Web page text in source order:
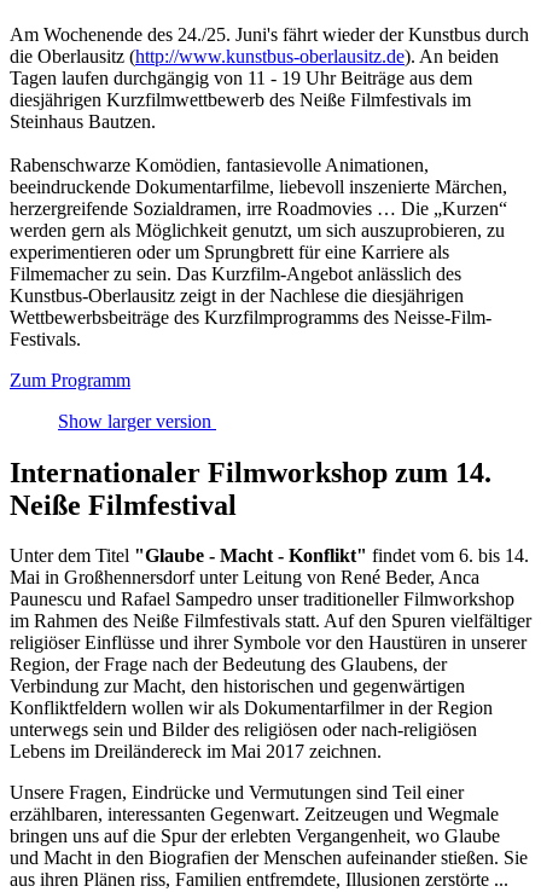
Am Wochenende des 24./25. Juni's fährt wieder der Kunstbus durch
die Oberlausitz (http://www.kunstbus-oberlausitz.de). An beiden
Tagen laufen durchgängig von 11 - 19 Uhr Beiträge aus dem
diesjährigen Kurzfilmwettbewerb des Neiße Filmfestivals im
Steinhaus Bautzen.
Rabenschwarze Komödien, fantasievolle Animationen,
beeindruckende Dokumentarfilme, liebevoll inszenierte Märchen,
herzergreifende Sozialdramen, irre Roadmovies … Die „Kurzen“
werden gern als Möglichkeit genutzt, um sich auszuprobieren, zu
experimentieren oder um Sprungbrett für eine Karriere als
Filmemacher zu sein. Das Kurzfilm-Angebot anlässlich des
Kunstbus-Oberlausitz zeigt in der Nachlese die diesjährigen
Wettbewerbsbeiträge des Kurzfilmprogramms des Neisse-Film-
Festivals.
Zum Programm
Show larger version
Internationaler Filmworkshop zum 14.
Neiße Filmfestival
Unter dem Titel "Glaube - Macht - Konflikt" findet vom 6. bis 14.
Mai in Großhennersdorf unter Leitung von René Beder, Anca
Paunescu und Rafael Sampedro unser traditioneller Filmworkshop
im Rahmen des Neiße Filmfestivals statt. Auf den Spuren vielfältiger
religiöser Einflüsse und ihrer Symbole vor den Haustüren in unserer
Region, der Frage nach der Bedeutung des Glaubens, der
Verbindung zur Macht, den historischen und gegenwärtigen
Konfliktfeldern wollen wir als Dokumentarfilmer in der Region
unterwegs sein und Bilder des religiösen oder nach-religiösen
Lebens im Dreiländereck im Mai 2017 zeichnen.
Unsere Fragen, Eindrücke und Vermutungen sind Teil einer
erzählbaren, interessanten Gegenwart. Zeitzeugen und Wegmale
bringen uns auf die Spur der erlebten Vergangenheit, wo Glaube
und Macht in den Biografien der Menschen aufeinander stießen. Sie
aus ihren Plänen riss, Familien entfremdete, Illusionen zerstörte ...